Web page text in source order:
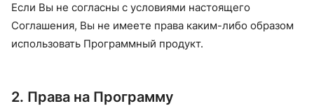
Если Вы не согласны с условиями настоящего
Соглашения, Вы не имеете права каким-либо образом
использовать Программный продукт.
2. Права на Программу